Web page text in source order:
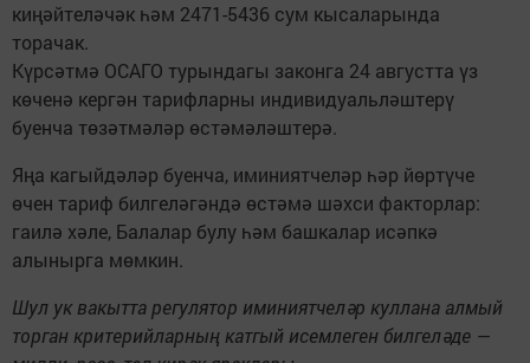
киңәйтеләчәк һәм 2471-5436 сум кысаларында
торачак.
Күрсәтмә ОСАГО турындагы законга 24 августта үз
көченә кергән тарифларны индивидуальләштерү
буенча төзәтмәләр өстәмәләштерә.
Яңа кагыйдәләр буенча, иминиятчеләр һәр йөртүче
өчен тариф билгеләгәндә өстәмә шәхси факторлар:
гаилә хәле, Балалар булу һәм башкалар исәпкә
алынырга мөмкин.
Шул ук вакытта регулятор иминиятчеләр куллана алмый
торган критерийларның катгый исемлеген билгеләде —